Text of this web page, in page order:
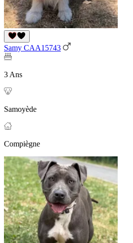
Samy CAA15743
3 Ans
Samoyède
Compiègne